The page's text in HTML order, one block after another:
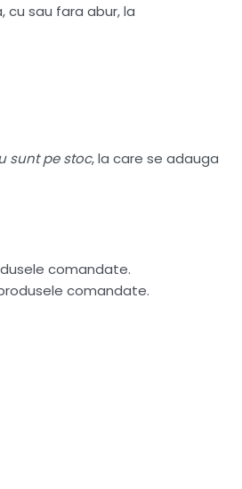
sau fara abur, la
sunt pe stoc, la care se adauga
comandate.
comandate.